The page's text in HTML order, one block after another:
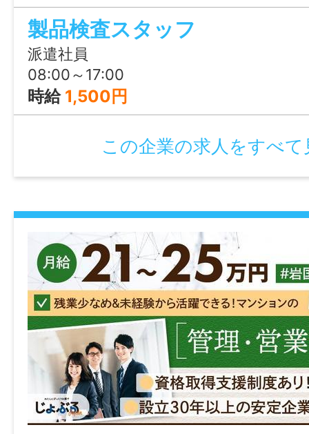
等で、年6回を限度として1ヶ月90時間まで
まで延長できる
特記事項
・受動喫煙防止対策：あり（喫煙室設置。
・試用期間：3ヶ月
・試用期間中の労働条件：日給7,950円
・定年制：あり（60歳）
・再雇用制度：あり（65歳まで）
・固定残業代制：なし
・駐車場あり
・転勤なし
情報公開日
2026/04/30 15:45
給休暇日数：10日 ※希望により週休2日も
諸手当
通勤手当あり(上限10,400円／月 ※実費支給
社会保険完備（雇用・健康・労災・厚生）
マイカー通勤
可
時間外
月平均20時間
36協定における特別条項あり
特別な事情・期間等：生産量の大幅な増産
等で、年6回を限度として1ヶ月90時間まで
製品検査スタッフ
派遣社員
08:00～17:00
時給 1,500円
この企業の求人をすべて